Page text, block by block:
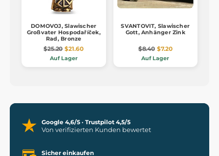
DOMOVOJ, Slawischer
Großvater Hospodaříček,
Rad, Bronze
$25.20 $21.60
Auf Lager
SVANTOVIT, Slawischer
Gott, Anhänger Zink
$8.40 $7.20
Auf Lager
Google 4,6/5 · Trustpilot 4,5/5
Von verifizierten Kunden bewertet
Sicher einkaufen